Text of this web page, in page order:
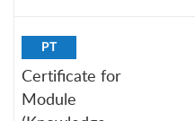
PT
Certificate for
Module